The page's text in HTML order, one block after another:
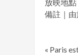
放映地
備註｜
« Paris